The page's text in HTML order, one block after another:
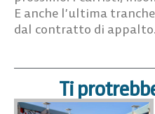
E anche l’ultima
dal contratto di appalto.
Ti